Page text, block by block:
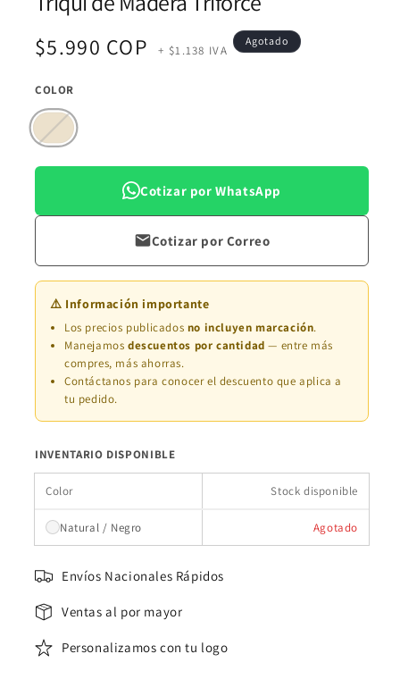
multimedia
ventana
Precio
habitual
$5.990 COP + $1.138 IVA
Agotado
COLOR
Variante
agotada
no
disponible Cotizar por WhatsApp
Cotizar por Correo
⚠️ Información importante
Los precios publicados no incluyen marcación.
Manejamos descuentos por cantidad — entre más
compres, más ahorras.
Contáctanos para conocer el descuento que aplica a
tu pedido.
INVENTARIO DISPONIBLE
Color Stock disponible
Natural / Negro Agotado
Envíos Nacionales Rápidos
Ventas al por mayor
Personalizamos con tu logo